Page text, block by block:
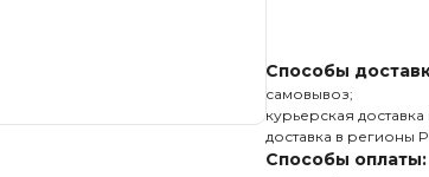
Способы
самовывоз;
курьерская
доставка в регионы
Способы оплаты: